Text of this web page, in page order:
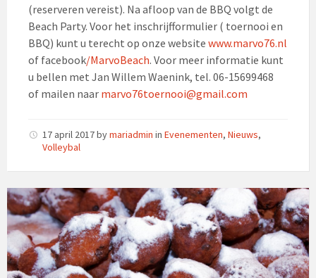
(reserveren vereist). Na afloop van de BBQ volgt de
Beach Party. Voor het inschrijfformulier ( toernooi en
BBQ) kunt u terecht op onze website www.marvo76.nl
of facebook/MarvoBeach. Voor meer informatie kunt
u bellen met Jan Willem Waenink, tel. 06-15699468
of mailen naar marvo76toernooi@gmail.com
17 april 2017bymariadmin in Evenementen, Nieuws,
Volleybal